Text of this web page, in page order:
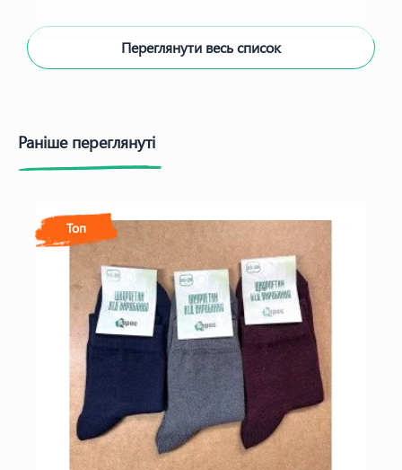
Переглянути весь список
Раніше переглянуті
Топ